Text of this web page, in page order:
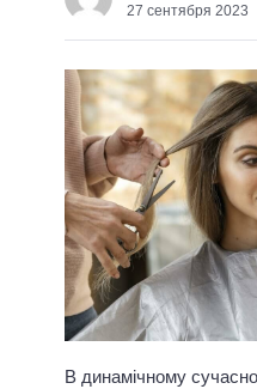
27 сентября 2023
В динамічному